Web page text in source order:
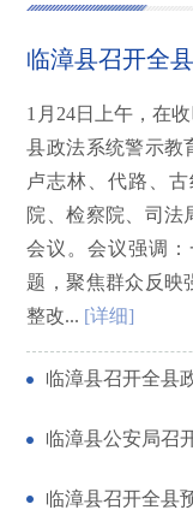
临漳县召开全
1月24日上午，在
县政法系统警示教
卢志林、代路、
院、检察院、司法
会议。会议强调
题，聚焦群众反映
整改... [详细]
临漳县召开全县
临漳县公安局召
临漳县召开全县